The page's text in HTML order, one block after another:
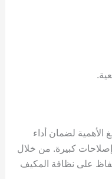
الأهمية لضمان أداء
كبيرة. من خلال
على نظافة المكيف